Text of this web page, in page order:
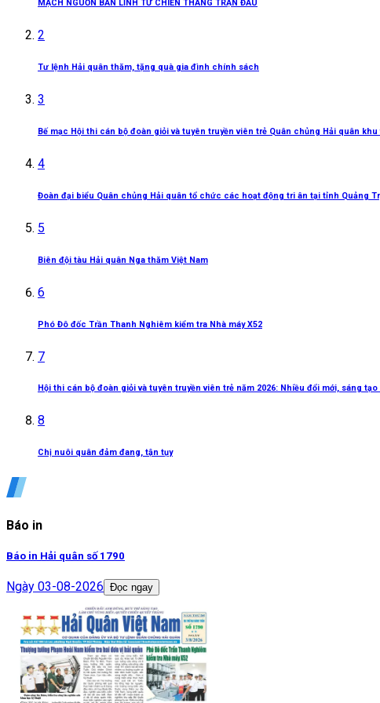
MẠCH NGUỒN BẢN LĨNH TỪ CHIẾN THẮNG TRẬN ĐẦU
2
Tư lệnh Hải quân thăm, tặng quà gia đình chính sách
3
Bế mạc Hội thi cán bộ đoàn giỏi và tuyên truyền viên trẻ Quân chủng Hải quân khu
4
Đoàn đại biểu Quân chủng Hải quân tổ chức các hoạt động tri ân tại tỉnh Quảng
5
Biên đội tàu Hải quân Nga thăm Việt Nam
6
Phó Đô đốc Trần Thanh Nghiêm kiểm tra Nhà máy X52
7
Hội thi cán bộ đoàn giỏi và tuyên truyền viên trẻ năm 2026: Nhiều đổi mới, sáng
8
Chị nuôi quân đảm đang, tận tụy
Báo in
Báo in Hải quân số 1790
Ngày 03-08-2026 Đọc ngay